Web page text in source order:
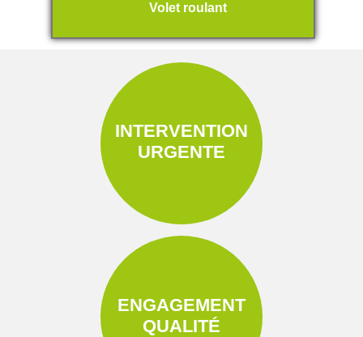
Volet roulant
INTERVENTION
URGENTE
ENGAGEMENT
QUALITÉ